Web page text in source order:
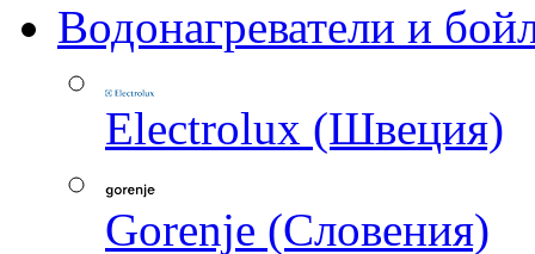
Водонагреватели и
Electrolux (Швеция)
Gorenje (Словения)